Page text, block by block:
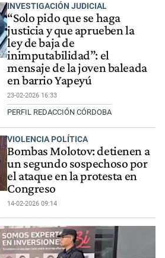
INVESTIGACIÓN JUDICIAL
“Solo pido que se haga
justicia y que aprueben la
ley de baja de
inimputabilidad”: el
mensaje de la joven baleada
en barrio Yapeyú
23-02-2026 16:33
PERFIL REDACCIÓN CÓRDOBA
VIOLENCIA POLÍTICA
Bombas Molotov: detienen a
un segundo sospechoso por
el ataque en la protesta en
Congreso
14-02-2026 09:14